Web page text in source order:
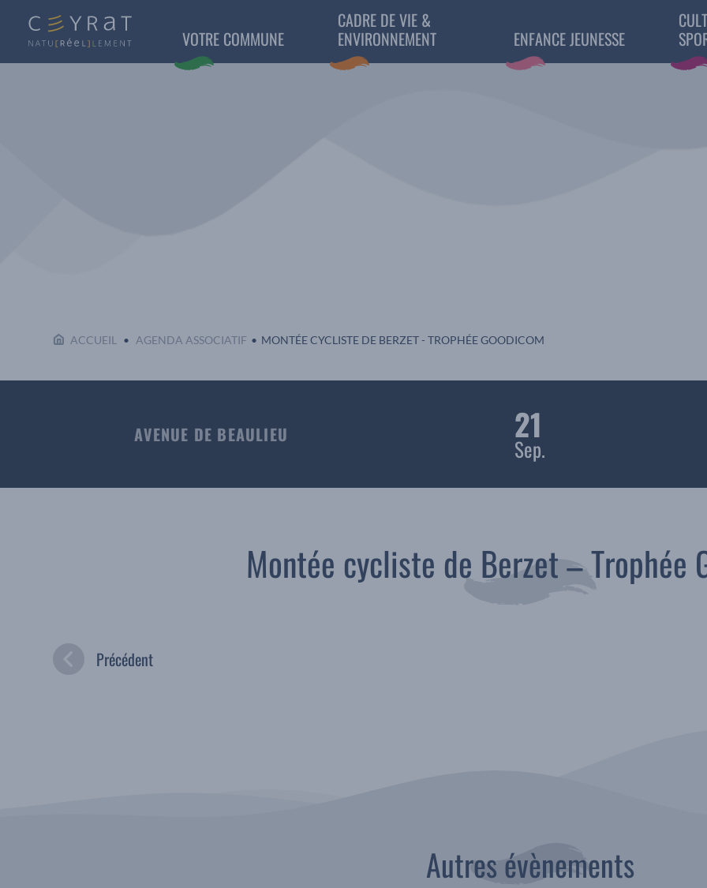
VOTRE COMMUNE
CADRE DE VIE &
ENVIRONNEMENT
ENFANCE JEUNESSE
ACCUEIL AGENDA ASSOCIATIF EN COURS :
MONTÉE CYCLISTE DE BERZET - TROPHÉE GOODICOM
AVENUE DE BEAULIEU 21
Sep.
Montée cycliste de Berzet – Trophée
Précédent
Autres évènements